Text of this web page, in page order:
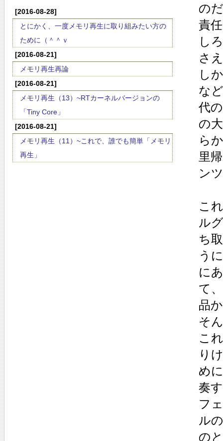
[2016-08-28]
とにかく、一度メモリ再生に取り組みたい方の
ために（＾＾ｖ
[2016-08-21]
メモリ再生再論
[2016-08-21]
メモリ再生（13）~RTカーネルバージョンの
「Tiny Core」
[2016-08-21]
メモリ再生（11）~これで、誰でも簡単「メモリ
再生」
の
責
し
さ
し
な
代
の
ら
里
ン
こ
ル
ち
う
に
て
品
そ
こ
り
め
奏
フ
ル
の